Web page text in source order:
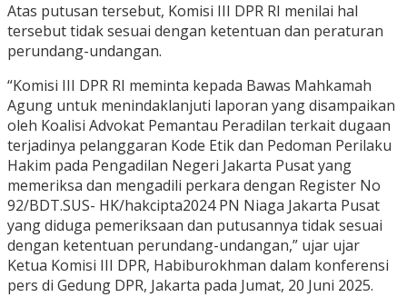
Atas putusan tersebut, Komisi III DPR RI menilai hal
tersebut tidak sesuai dengan ketentuan dan peraturan
perundang-undangan.
“Komisi III DPR RI meminta kepada Bawas Mahkamah
Agung untuk menindaklanjuti laporan yang disampaikan
oleh Koalisi Advokat Pemantau Peradilan terkait dugaan
terjadinya pelanggaran Kode Etik dan Pedoman Perilaku
Hakim pada Pengadilan Negeri Jakarta Pusat yang
memeriksa dan mengadili perkara dengan Register No
92/BDT.SUS- HK/hakcipta2024 PN Niaga Jakarta Pusat
yang diduga pemeriksaan dan putusannya tidak sesuai
dengan ketentuan perundang-undangan,” ujar ujar
Ketua Komisi III DPR, Habiburokhman dalam konferensi
pers di Gedung DPR, Jakarta pada Jumat, 20 Juni 2025.